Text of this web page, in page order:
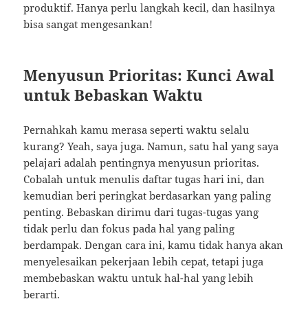
produktif. Hanya perlu langkah kecil, dan hasilnya
bisa sangat mengesankan!
Menyusun Prioritas: Kunci Awal
untuk Bebaskan Waktu
Pernahkah kamu merasa seperti waktu selalu
kurang? Yeah, saya juga. Namun, satu hal yang saya
pelajari adalah pentingnya menyusun prioritas.
Cobalah untuk menulis daftar tugas hari ini, dan
kemudian beri peringkat berdasarkan yang paling
penting. Bebaskan dirimu dari tugas-tugas yang
tidak perlu dan fokus pada hal yang paling
berdampak. Dengan cara ini, kamu tidak hanya akan
menyelesaikan pekerjaan lebih cepat, tetapi juga
membebaskan waktu untuk hal-hal yang lebih
berarti.